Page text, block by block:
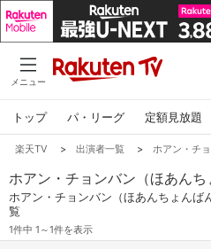
メニュー
トップ パ・リーグ 定額見放題
楽天TV > 出演者一覧 > ホアン・チ
ホアン・チョンバン（ほあんち
ホアン・チョンバン（ほあんちょんば
覧
1件中 1～1件を表示